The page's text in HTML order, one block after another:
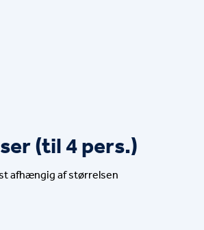
(til 4 pers.)
afhængig af størrelsen